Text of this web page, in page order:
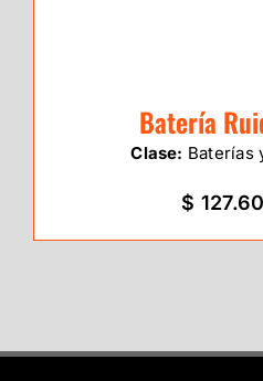
Batería
Clase: Baterías
$